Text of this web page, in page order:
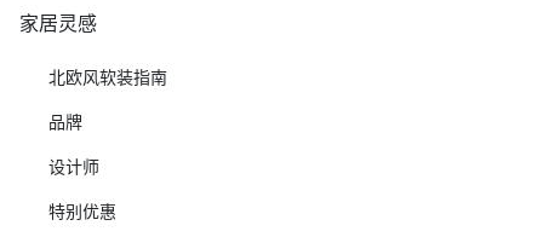
家居灵感
北欧风软装指南
品牌
设计师
特别优惠